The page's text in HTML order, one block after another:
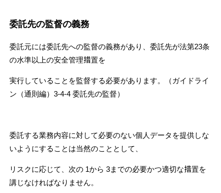
委託先の監督の義務
委託元には委託先への監督の義務があり、委託先が法第23条
の水準以上の安全管理措置を
実行していることを監督する必要があります。（ガイドライ
ン（通則編）3-4-4 委託先の監督）
委託する業務内容に対して必要のない個人データを提供しな
いようにすることは当然のこととして、
リスクに応じて、次の 1から 3までの必要かつ適切な措置を
講じなければなりません。